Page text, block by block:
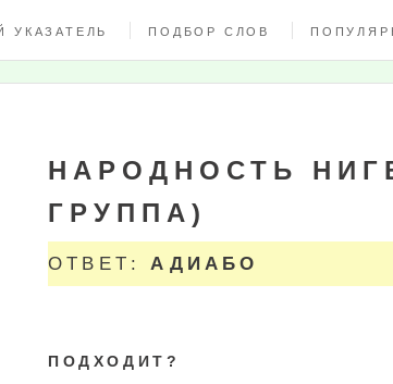
УКАЗАТЕЛЬ ПОДБОР СЛОВ
НАРОДНОСТЬ
ГРУППА)
ОТВЕТ:АДИАБО
ПОДХОДИТ?